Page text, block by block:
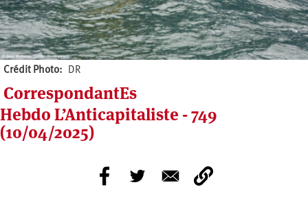
Crédit Photo DR
CorrespondantEs
Hebdo L’Anticapitaliste - 749
(10/04/2025)